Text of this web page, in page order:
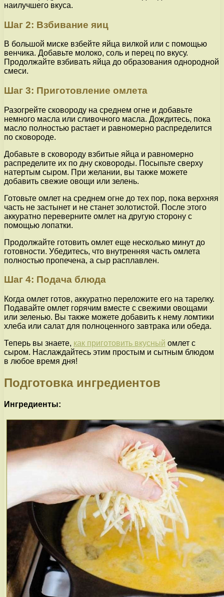
наилучшего вкуса.
Шаг 2: Взбивание яиц
В большой миске взбейте яйца вилкой или с помощью
венчика. Добавьте молоко, соль и перец по вкусу.
Продолжайте взбивать яйца до образования однородной
смеси.
Шаг 3: Приготовление омлета
Разогрейте сковороду на среднем огне и добавьте
немного масла или сливочного масла. Дождитесь, пока
масло полностью растает и равномерно распределится
по сковороде.
Добавьте в сковороду взбитые яйца и равномерно
распределите их по дну сковороды. Посыпьте сверху
натертым сыром. При желании, вы также можете
добавить свежие овощи или зелень.
Готовьте омлет на среднем огне до тех пор, пока верхняя
часть не застынет и не станет золотистой. После этого
аккуратно переверните омлет на другую сторону с
помощью лопатки.
Продолжайте готовить омлет еще несколько минут до
готовности. Убедитесь, что внутренняя часть омлета
полностью пропечена, а сыр расплавлен.
Шаг 4: Подача блюда
Когда омлет готов, аккуратно переложите его на тарелку.
Подавайте омлет горячим вместе с свежими овощами
или зеленью. Вы также можете добавить к нему ломтики
хлеба или салат для полноценного завтрака или обеда.
Теперь вы знаете, как приготовить вкусный омлет с
сыром. Наслаждайтесь этим простым и сытным блюдом
в любое время дня!
Подготовка ингредиентов
Ингредиенты: